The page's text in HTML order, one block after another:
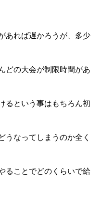
あれば遅かろうが、多少
どの大会が制限時間があ
るという事はもちろん初
うなってしまうのか全く
ることでどのくらいで給